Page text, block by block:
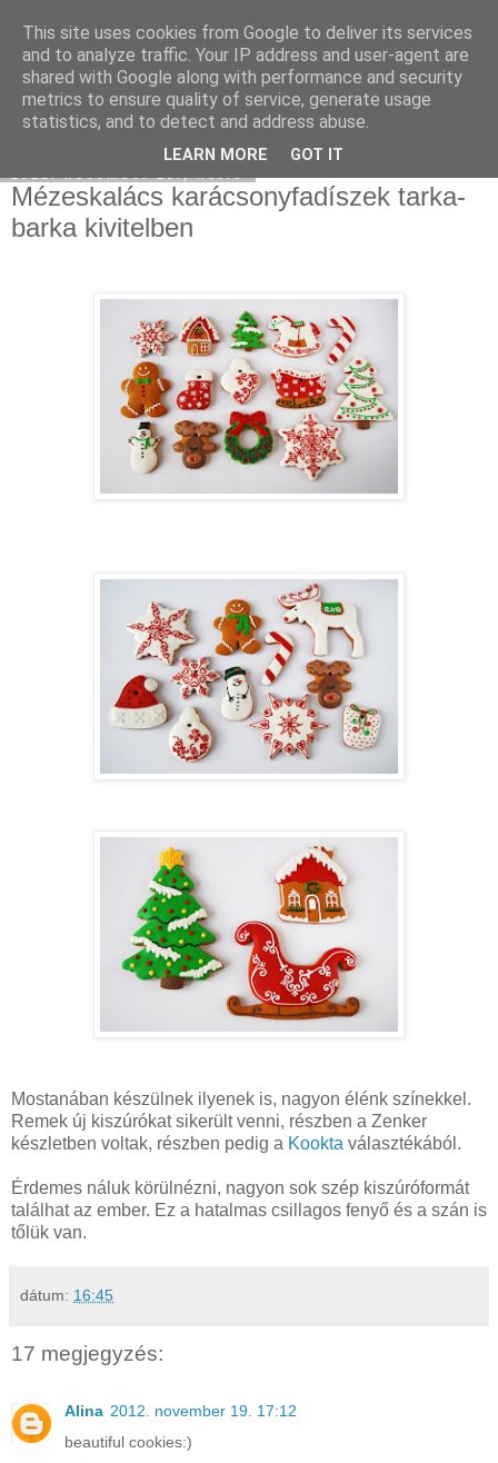
Moha Konyha
Mézeskalács karácsonyfadíszek tarka-
barka kivitelben
Mostanában készülnek ilyenek is, nagyon élénk színekkel.
Remek új kiszúrókat sikerült venni, részben a Zenker
készletben voltak, részben pedig a Kookta választékából.
Érdemes náluk körülnézni, nagyon sok szép kiszúróformát
találhat az ember. Ez a hatalmas csillagos fenyő és a szán is
tőlük van.
dátum: 16:45
17 megjegyzés:
Alina 2012. november 19. 17:12
beautiful cookies:)
This site uses cookies from Google to deliver its services
and to analyze traffic. Your IP address and user-agent are
shared with Google along with performance and security
metrics to ensure quality of service, generate usage
statistics, and to detect and address abuse.
LEARN MORE GOT IT